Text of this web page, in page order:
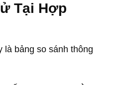
Tại Hợp
bảng so sánh thông